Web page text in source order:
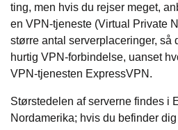
ting, men hvis du rejser meget,
en VPN-tjeneste (Virtual Private
større antal serverplaceringer, så
hurtig VPN-forbindelse, uanset
VPN-tjenesten ExpressVPN.
Størstedelen af serverne findes i
Nordamerika; hvis du befinder